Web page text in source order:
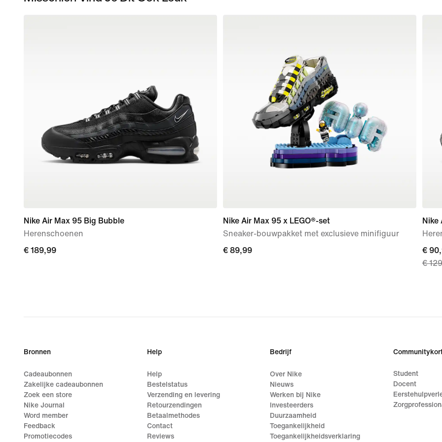
Nike Air Max 95 Big Bubble
Herenschoenen
€ 189,99
€ 189,99
Nike Air Max 95 x LEGO®-set
Sneaker-bouwpakket met exclusieve minifiguur
€ 89,99
€ 89,99
Nike
price
€
€
€
Bronnen
Cadeaubonnen
Zakelijke cadeaubonnen
Zoek een store
Nike Journal
Word member
Feedback
Promotiecodes
Help
Help
Bestelstatus
Verzending en levering
Retourzendingen
Betaalmethodes
Contact
Reviews
Bedrijf
Over Nike
Nieuws
Werken bij Nike
Investeerders
Duurzaamheid
Toegankelijkheid
Toegankelijkheidsverklaring
Student
Docent